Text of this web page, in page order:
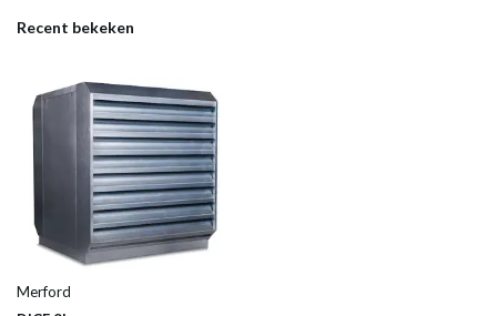
Recent bekeken
Merford